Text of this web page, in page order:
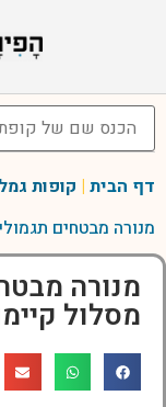
דף הבית | קופות גמל
מנורה מבטחים
מנורה
מסלול